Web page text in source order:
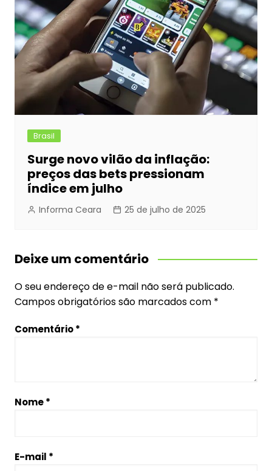
Brasil
Surge novo vilão da inflação:
preços das bets pressionam
índice em julho
Informa Ceara 25 de julho de 2025
Deixe um comentário
O seu endereço de e-mail não será publicado.
Campos obrigatórios são marcados com *
Comentário*
Nome*
E-mail *